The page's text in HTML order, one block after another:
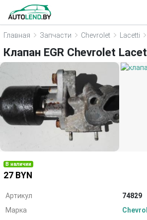
Главная Запчасти Chevrolet Lacetti
Клапан EGR Chevrolet
В наличии
27 BYN
Артикул
74829
Марка